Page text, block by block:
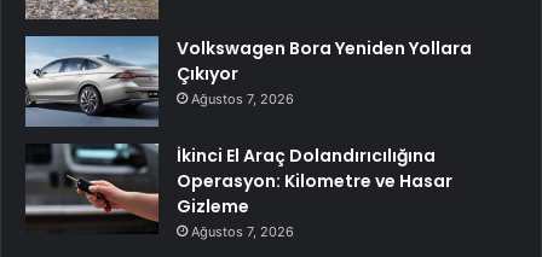
Volkswagen Bora Yeniden Yollara
Çıkıyor
Ağustos 7, 2026
İkinci El Araç Dolandırıcılığına
Operasyon: Kilometre ve Hasar
Gizleme
Ağustos 7, 2026